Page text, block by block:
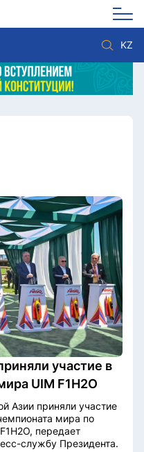
KZ
Комплаенс
участие в
UIM F1H2O
Азии приняли участие
мира по
передает
службу Президента.